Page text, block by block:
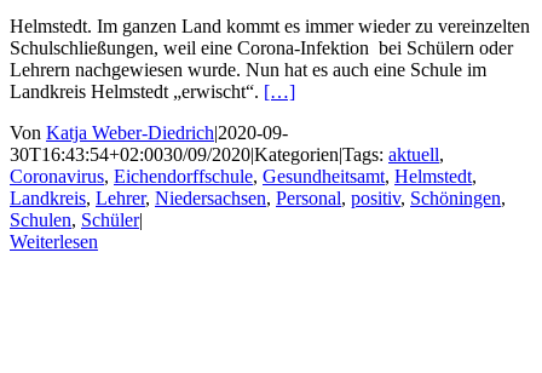
Helmstedt. Im ganzen Land kommt es immer wieder zu vereinzelten
Schulschließungen, weil eine Corona-Infektion bei Schülern oder
Lehrern nachgewiesen wurde. Nun hat es auch eine Schule im
Landkreis Helmstedt „erwischt“. […]
Von Katja Weber-Diedrich|2020-09-
30T16:43:54+02:0030/09/2020|Kategorien|Tags: aktuell,
Coronavirus, Eichendorffschule, Gesundheitsamt, Helmstedt,
Landkreis, Lehrer, Niedersachsen, Personal, positiv, Schöningen,
Schulen, Schüler|
Weiterlesen